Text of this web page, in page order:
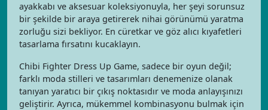
ayakkabı ve aksesuar koleksiyonuyla, her şeyi sorunsuz
bir şekilde bir araya getirerek nihai görünümü yaratma
zorluğu sizi bekliyor. En cüretkar ve göz alıcı kıyafetleri
tasarlama fırsatını kucaklayın.
Chibi Fighter Dress Up Game, sadece bir oyun değil;
farklı moda stilleri ve tasarımları denemenize olanak
tanıyan yaratıcı bir çıkış noktasıdır ve moda anlayışınızı
geliştirir. Ayrıca, mükemmel kombinasyonu bulmak için